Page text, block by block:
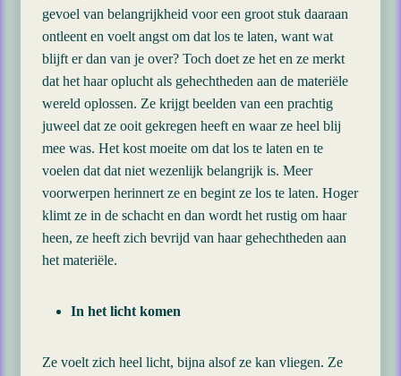
gevoel van belangrijkheid voor een groot stuk daaraan
ontleent en voelt angst om dat los te laten, want wat
blijft er dan van je over? Toch doet ze het en ze merkt
dat het haar oplucht als gehechtheden aan de materiële
wereld oplossen. Ze krijgt beelden van een prachtig
juweel dat ze ooit gekregen heeft en waar ze heel blij
mee was. Het kost moeite om dat los te laten en te
voelen dat dat niet wezenlijk belangrijk is. Meer
voorwerpen herinnert ze en begint ze los te laten. Hoger
klimt ze in de schacht en dan wordt het rustig om haar
heen, ze heeft zich bevrijd van haar gehechtheden aan
het materiële.
In het licht komen
Ze voelt zich heel licht, bijna alsof ze kan vliegen. Ze